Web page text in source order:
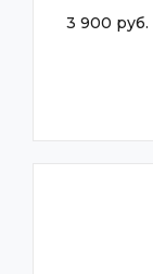
3 900 руб.